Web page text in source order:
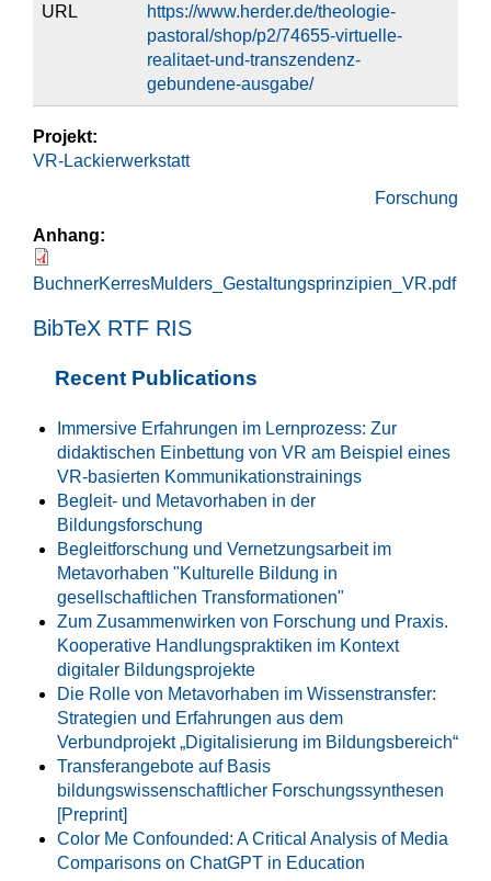
URL
https://www.herder.de/theologie-
pastoral/shop/p2/74655-virtuelle-
realitaet-und-transzendenz-
gebundene-ausgabe/
Projekt:
VR-Lackierwerkstatt
Forschung
Anhang:
BuchnerKerresMulders_Gestaltungsprinzipien_VR.pdf
BibTeX RTF RIS
Recent Publications
Immersive Erfahrungen im Lernprozess: Zur
didaktischen Einbettung von VR am Beispiel eines
VR-basierten Kommunikationstrainings
Begleit- und Metavorhaben in der
Bildungsforschung
Begleitforschung und Vernetzungsarbeit im
Metavorhaben "Kulturelle Bildung in
gesellschaftlichen Transformationen"
Zum Zusammenwirken von Forschung und Praxis.
Kooperative Handlungspraktiken im Kontext
digitaler Bildungsprojekte
Die Rolle von Metavorhaben im Wissenstransfer:
Strategien und Erfahrungen aus dem
Verbundprojekt „Digitalisierung im Bildungsbereich“
Transferangebote auf Basis
bildungswissenschaftlicher Forschungssynthesen
[Preprint]
Color Me Confounded: A Critical Analysis of Media
Comparisons on ChatGPT in Education